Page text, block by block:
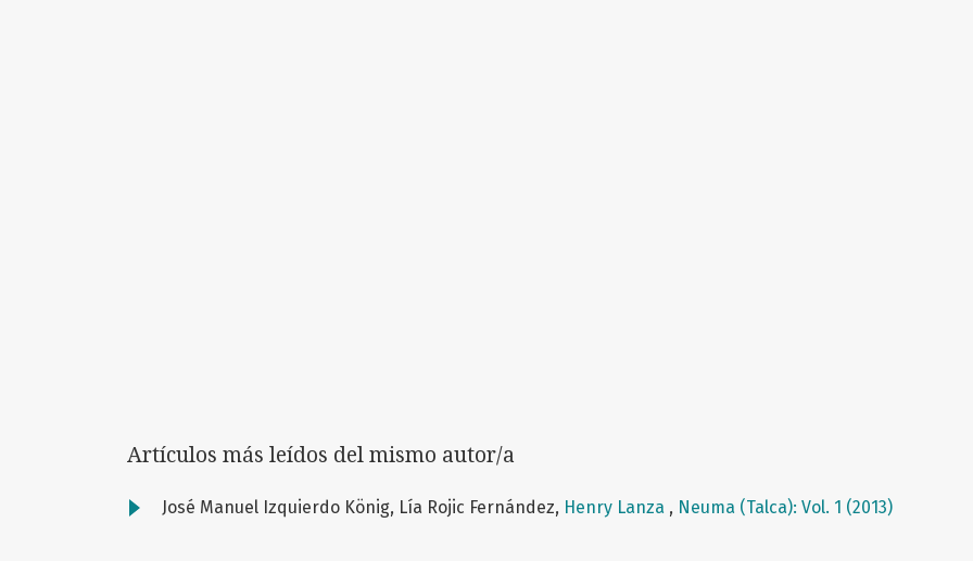
Artículos más leídos del mismo autor/a
José Manuel Izquierdo König, Lía Rojic Fernández, Henry Lanza , Neuma (Talca): Vol. 1 (2013)